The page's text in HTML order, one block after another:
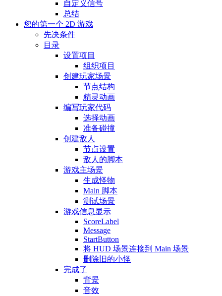
自定义信号
总结
您的第一个 2D 游戏
先决条件
目录
设置项目
组织项目
创建玩家场景
节点结构
精灵动画
编写玩家代码
选择动画
准备碰撞
创建敌人
节点设置
敌人的脚本
游戏主场景
生成怪物
Main 脚本
测试场景
游戏信息显示
ScoreLabel
Message
StartButton
将 HUD 场景连接到 Main 场景
删除旧的小怪
完成了
背景
音效